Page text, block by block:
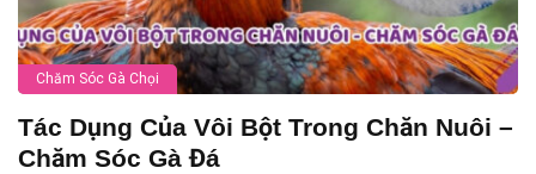
Chăm Sóc Gà Chọi
Tác Dụng Của Vôi Bột Trong Chăn Nuôi –
Chăm Sóc Gà Đá